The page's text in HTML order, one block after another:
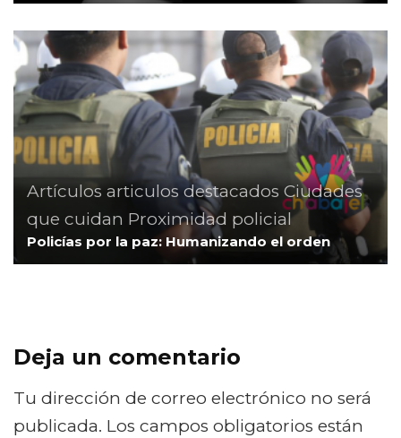
Artículos articulos destacados Ciudades
que cuidan Proximidad policial
Policías por la paz: Humanizando el orden
Deja un comentario
Tu dirección de correo electrónico no será
publicada. Los campos obligatorios están